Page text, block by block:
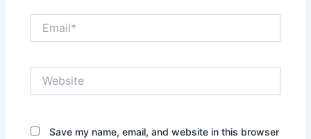
Save my name, email, and website in this browser